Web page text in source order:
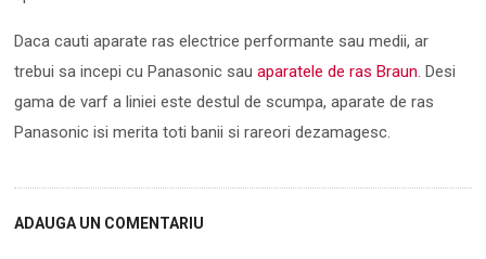
Daca cauti aparate ras electrice performante sau medii, ar
trebui sa incepi cu Panasonic sauaparatele de ras Braun. Desi
gama de varf a liniei este destul de scumpa, aparate de ras
Panasonic isi merita toti banii si rareori dezamagesc.
ADAUGA UN COMENTARIU